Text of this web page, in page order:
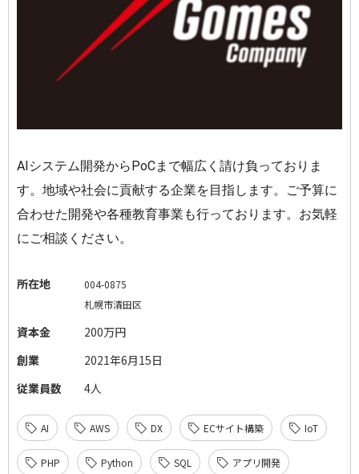
AIシステム開発からPoCまで幅広く請け負っておりま
す。地域や社会に貢献する企業を目指します。ご予算に
合わせた開発や各種教育事業も行っております。お気軽
にご相談ください。
所在地
004-0875
札幌市清田区
資本金
200万円
創業
2021年6月15日
従業員数
4人
AI AWS DX ECサイト構築 IoT
PHP Python SQL アプリ開発